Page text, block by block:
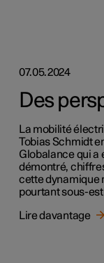
07.05.2024
Des
La mobilité
Tobias Schmidt
Globalance qui a
démontré,
cette dynamique
pourtant sous-
Lire davantage